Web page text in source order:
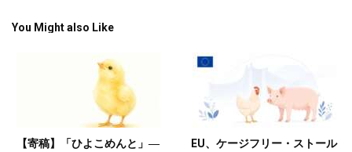
You Might also Like
【寄稿】「ひよこめんと」―
EU、ケージフリー・ストール